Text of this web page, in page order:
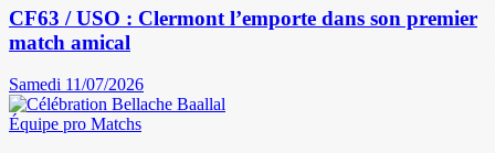
CF63 / USO : Clermont l’emporte dans son premier
match amical
Samedi 11/07/2026
Équipe pro Matchs